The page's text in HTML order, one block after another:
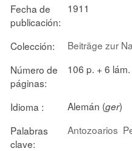
Fecha de
publicación:
1911
Colección:
Beiträge zur
Número de
páginas:
106 p. + 6 lám.
Idioma : Alemán (ger)
Palabras
clave:
Antozoarios